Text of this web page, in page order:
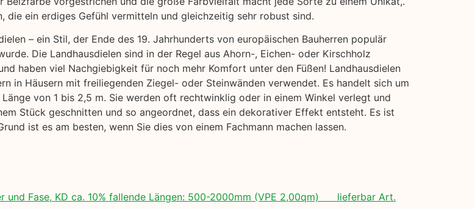
die ein erdiges Gefühl vermitteln und gleichzeitig sehr robust sind.
– ein Stil, der Ende des 19. Jahrhunderts von europäischen Bauherren populär
Die Landhausdielen sind in der Regel aus Ahorn-, Eichen- oder Kirschholz
haben viel Nachgiebigkeit für noch mehr Komfort unter den Füßen! Landhausdielen
in Häusern mit freiliegenden Ziegel- oder Steinwänden verwendet. Es handelt sich um
von 1 bis 2,5 m. Sie werden oft rechtwinklig oder in einem Winkel verlegt und
Stück geschnitten und so angeordnet, dass ein dekorativer Effekt entsteht. Es ist
ist es am besten, wenn Sie dies von einem Fachmann machen lassen.
und Fase, KD ca. 10% fallende Längen: 500-2000mm (VPE 2,00qm) lieferbar Art.